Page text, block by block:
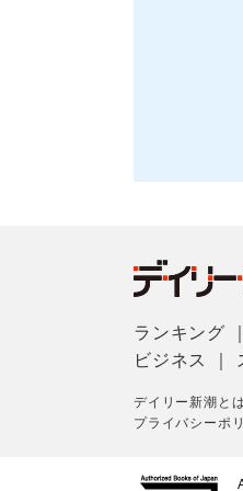
ランキング
ビジネス
デイリー新潮と
プライバシーポ